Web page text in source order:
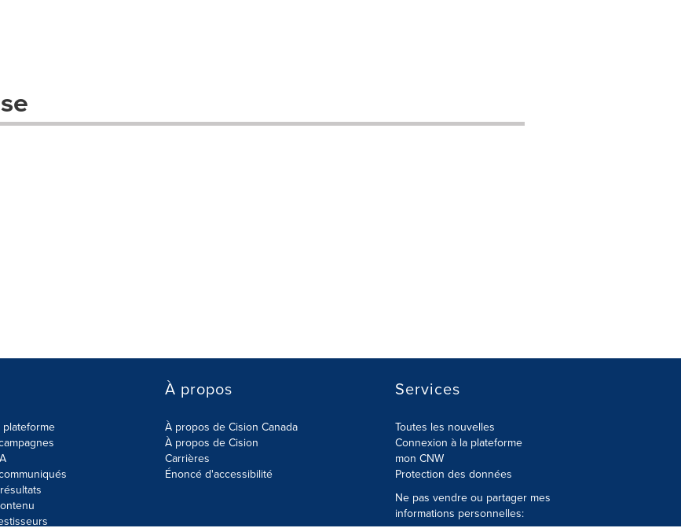
À propos
À propos de Cision Canada
À propos de Cision
Carrières
Énoncé d'accessibilité
Services
Toutes les nouvelles
Connexion à la plateforme
mon CNW
Protection des données
Ne pas vendre ou partager mes
informations personnelles: